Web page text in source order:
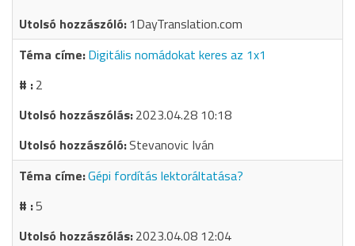
1DayTranslation.com
Digitális nomádokat keres az 1x1
2
2023.04.28 10:18
Stevanovic Iván
Gépi fordítás lektoráltatása?
5
2023.04.08 12:04